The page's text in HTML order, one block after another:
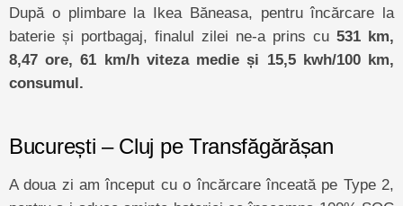
După o plimbare la Ikea Băneasa, pentru încărcare la
baterie și portbagaj, finalul zilei ne-a prins cu 531 km,
8,47 ore, 61 km/h viteza medie și 15,5 kwh/100 km,
consumul.
București – Cluj pe Transfăgărășan
A doua zi am început cu o încărcare înceată pe Type 2,